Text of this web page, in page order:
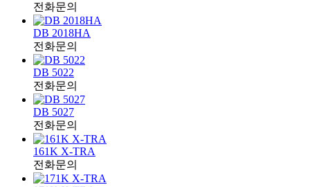
전화문의
DB 2018HA
전화문의
DB 5022
전화문의
DB 5027
전화문의
161K X-TRA
전화문의